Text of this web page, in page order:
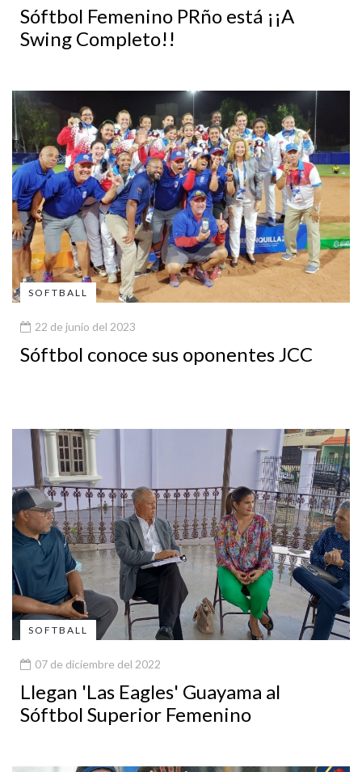
Sóftbol Femenino PRño está ¡¡A
Swing Completo!!
SOFTBALL
22 de junio del 2023
Sóftbol conoce sus oponentes JCC
SOFTBALL
07 de diciembre del 2022
Llegan 'Las Eagles' Guayama al
Sóftbol Superior Femenino